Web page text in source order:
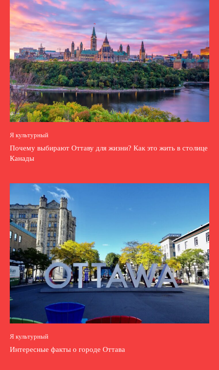
Я культурный
Почему выбирают Оттаву для жизни? Как это жить в столице
Канады
Я культурный
Интересные факты о городе Оттава